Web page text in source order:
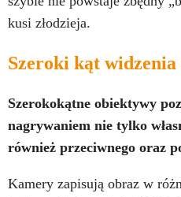
kusi złodzieja.
Szeroki kąt
Szerokokątne obiektywy
nagrywaniem nie tylko
również przeciwnego oraz
Kamery zapisują obraz w